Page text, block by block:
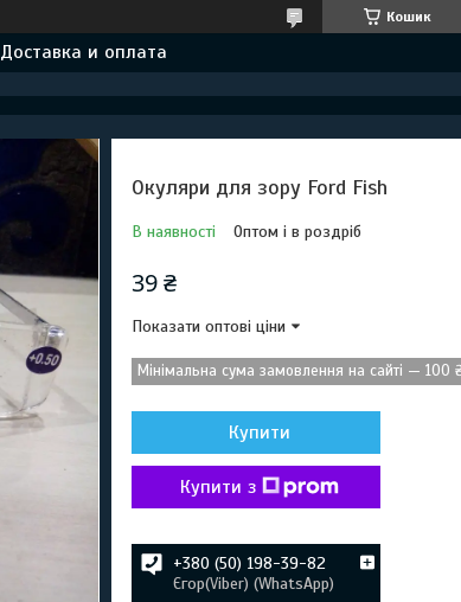
Кошик
Доставка и оплата
Окуляри для зору Ford Fish
В наявності Оптом і в роздріб
39 ₴
Показати оптові ціни
Мінімальна сума замовлення на сайті — 100
Купити
Купити з
+380 (50) 198-39-82
Єгор(Viber) (WhatsApp)